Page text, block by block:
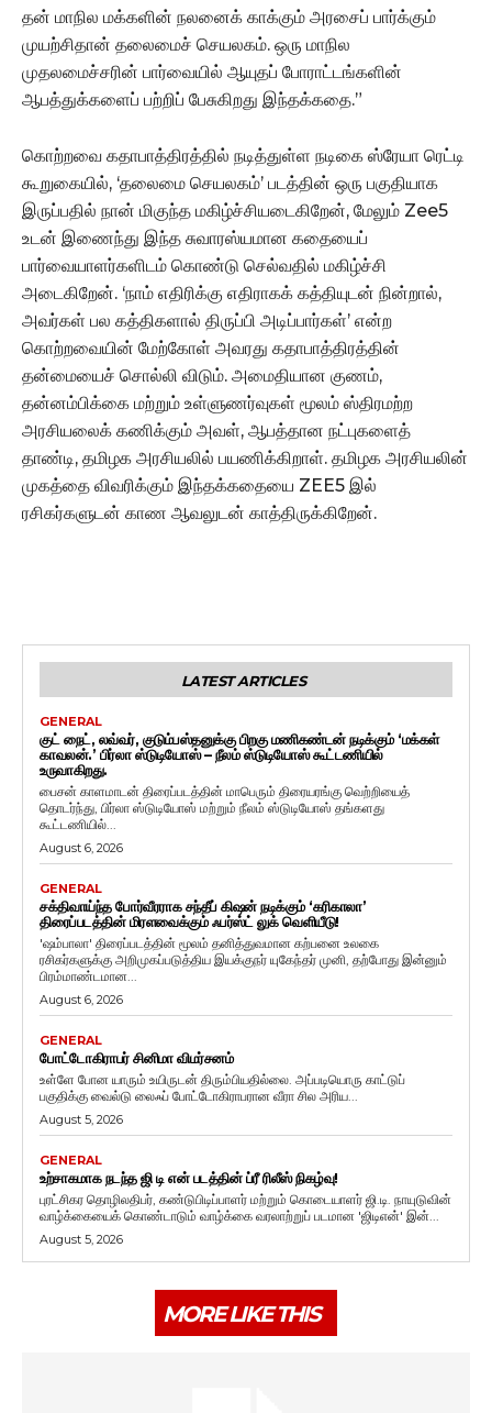
தன் மாநில மக்களின் நலனைக் காக்கும் அரசைப் பார்க்கும்
முயற்சிதான் தலைமைச் செயலகம். ஒரு மாநில
முதலமைச்சரின் பார்வையில் ஆயுதப் போராட்டங்களின்
ஆபத்துக்களைப் பற்றிப் பேசுகிறது இந்தக்கதை.”
கொற்றவை கதாபாத்திரத்தில் நடித்துள்ள நடிகை ஸ்ரேயா ரெட்டி
கூறுகையில், ‘தலைமை செயலகம்’ படத்தின் ஒரு பகுதியாக
இருப்பதில் நான் மிகுந்த மகிழ்ச்சியடைகிறேன், மேலும் Zee5
உடன் இணைந்து இந்த சுவாரஸ்யமான கதையைப்
பார்வையாளர்களிடம் கொண்டு செல்வதில் மகிழ்ச்சி
அடைகிறேன். ‘நாம் எதிரிக்கு எதிராகக் கத்தியுடன் நின்றால்,
அவர்கள் பல கத்திகளால் திருப்பி அடிப்பார்கள்’ என்ற
கொற்றவையின் மேற்கோள் அவரது கதாபாத்திரத்தின்
தன்மையைச் சொல்லி விடும். அமைதியான குணம்,
தன்னம்பிக்கை மற்றும் உள்ளுணர்வுகள் மூலம் ஸ்திரமற்ற
அரசியலைக் கணிக்கும் அவள், ஆபத்தான நட்புகளைத்
தாண்டி, தமிழக அரசியலில் பயணிக்கிறாள். தமிழக அரசியலின்
முகத்தை விவரிக்கும் இந்தக்கதையை ZEE5 இல்
ரசிகர்களுடன் காண ஆவலுடன் காத்திருக்கிறேன்.
LATEST ARTICLES
GENERAL
குட் நைட், லவ்வர், குடும்பஸ்தனுக்கு பிறகு மணிகண்டன் நடிக்கும் ‘மக்கள்
காவலன்.’ பிர்லா ஸ்டுடியோஸ் – நீலம் ஸ்டுடியோஸ் கூட்டணியில்
உருவாகிறது.
பைசன் காளமாடன் திரைப்படத்தின் மாபெரும் திரையரங்கு வெற்றியைத்
தொடர்ந்து, பிர்லா ஸ்டுடியோஸ் மற்றும் நீலம் ஸ்டுடியோஸ் தங்களது
கூட்டணியில்...
August 6, 2026
GENERAL
சக்திவாய்ந்த போர்வீரராக சந்தீப் கிஷன் நடிக்கும் ‘கரிகாலா’
திரைப்படத்தின் மிரளவைக்கும் ஃபர்ஸ்ட் லுக் வெளியீடு!
'ஷம்பாலா' திரைப்படத்தின் மூலம் தனித்துவமான கற்பனை உலகை
ரசிகர்களுக்கு அறிமுகப்படுத்திய இயக்குநர் யுகேந்தர் முனி, தற்போது இன்னும்
பிரம்மாண்டமான...
August 6, 2026
GENERAL
போட்டோகிராபர் சினிமா விமர்சனம்
உள்ளே போன யாரும் உயிருடன் திரும்பியதில்லை. அப்படியொரு காட்டுப்
பகுதிக்கு வைல்டு லைஃப் போட்டோகிராபரான வீரா சில அரிய...
August 5, 2026
GENERAL
உற்சாகமாக நடந்த ஜி டி என் படத்தின் ப்ரீ ரிலீஸ் நிகழ்வு!
புரட்சிகர தொழிலதிபர், கண்டுபிடிப்பாளர் மற்றும் கொடையாளர் ஜி.டி. நாயுடுவின்
வாழ்க்கையைக் கொண்டாடும் வாழ்க்கை வரலாற்றுப் படமான 'ஜிடிஎன்' இன்...
August 5, 2026
MORE LIKE THIS